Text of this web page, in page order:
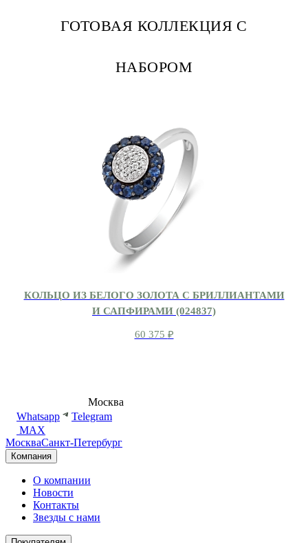
ГОТОВАЯ КОЛЛЕКЦИЯ С
НАБОРОМ
КОЛЬЦО ИЗ БЕЛОГО ЗОЛОТА С БРИЛЛИАНТАМИ
И САПФИРАМИ (024837)
60 375 ₽
Москва
Whatsapp
Telegram
MAX
МоскваСанкт-Петербург
Компания
О компании
Новости
Контакты
Звезды с нами